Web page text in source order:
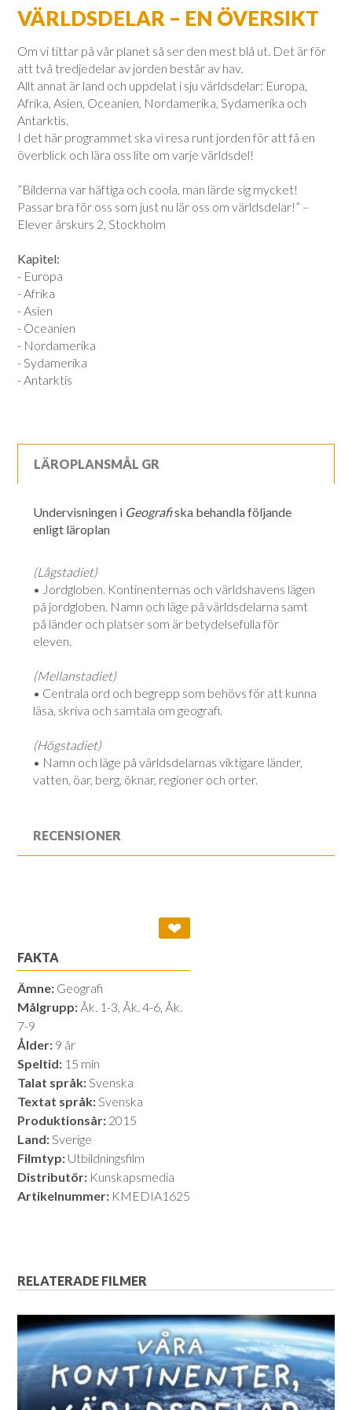
VÄRLDSDELAR – EN ÖVERSIKT
Om vi tittar på vår planet så ser den mest blå ut. Det är för
att två tredjedelar av jorden består av hav.
Allt annat är land och uppdelat i sju världsdelar: Europa,
Afrika, Asien, Oceanien, Nordamerika, Sydamerika och
Antarktis.
I det här programmet ska vi resa runt jorden för att få en
överblick och lära oss lite om varje världsdel!
”Bilderna var häftiga och coola, man lärde sig mycket!
Passar bra för oss som just nu lär oss om världsdelar!” –
Elever årskurs 2, Stockholm
Kapitel:
- Europa
- Afrika
- Asien
- Oceanien
- Nordamerika
- Sydamerika
- Antarktis
LÄROPLANSMÅL GR
Undervisningen i Geografiska behandla följande
enligt läroplan
(Lågstadiet)
• Jordgloben. Kontinenternas och världshavens lägen
på jordgloben. Namn och läge på världsdelarna samt
på länder och platser som är betydelsefulla för
eleven.
(Mellanstadiet)
• Centrala ord och begrepp som behövs för att kunna
läsa, skriva och samtala om geografi.
(Högstadiet)
• Namn och läge på världsdelarnas viktigare länder,
vatten, öar, berg, öknar, regioner och orter.
RECENSIONER
❤
FAKTA
Ämne: Geografi
Målgrupp: Åk. 1-3, Åk. 4-6, Åk.
7-9
Ålder: 9 år
Speltid: 15 min
Talat språk:Svenska
Textat språk:Svenska
Produktionsår: 2015
Land:Sverige
Filmtyp: Utbildningsfilm
Distributör: Kunskapsmedia
Artikelnummer: KMEDIA1625
RELATERADE FILMER